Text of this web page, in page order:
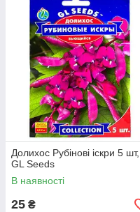
Долихос Рубінові іскри 5 шт,
GL Seeds
В наявності
25 ₴